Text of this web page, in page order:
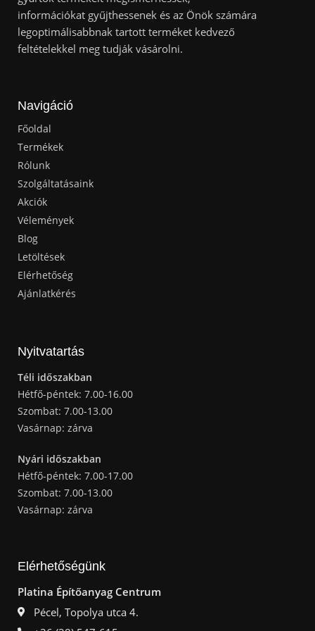
információkat gyűjthessenek és az Önök számára
legoptimálisabbnak tartott terméket kedvező
feltételekkel meg tudják vásárolni.
Navigáció
Főoldal
Termékek
Rólunk
Szolgáltatásaink
Akciók
Vélemények
Blog
Letöltések
Elérhetőség
Ajánlatkérés
Nyitvatartás
Téli időszakban
Hétfő-péntek: 7.00-16.00
Szombat: 7.00-13.00
Vasárnap: zárva
Nyári időszakban
Hétfő-péntek: 7.00-17.00
Szombat: 7.00-13.00
Vasárnap: zárva
Elérhetőségünk
Platina Építőanyag Centrum
Pécel, Topolya utca 4.